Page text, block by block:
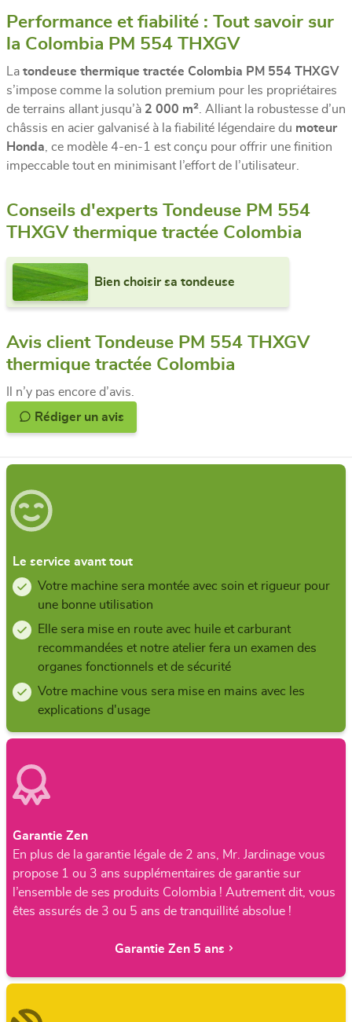
Performance et fiabilité : Tout savoir sur
la Colombia PM 554 THXGV
La tondeuse thermique tractée Colombia PM 554 THXGV
s’impose comme la solution premium pour les propriétaires
de terrains allant jusqu’à 2 000 m² . Alliant la robustesse d’un
châssis en acier galvanisé à la fiabilité légendaire du moteur
Honda , ce modèle 4-en-1 est conçu pour offrir une finition
impeccable tout en minimisant l’effort de l’utilisateur.
Conseils d'experts Tondeuse PM 554
THXGV thermique tractée Colombia
Bien choisir sa tondeuse
Avis client Tondeuse PM 554 THXGV
thermique tractée Colombia
Il n’y pas encore d’avis.
Rédiger un avis
Le service avant tout
Votre machine sera montée avec soin et rigueur pour
une bonne utilisation
Elle sera mise en route avec huile et carburant
recommandées et notre atelier fera un examen des
organes fonctionnels et de sécurité
Votre machine vous sera mise en mains avec les
explications d'usage
Garantie Zen
En plus de la garantie légale de 2 ans, Mr. Jardinage vous
propose 1 ou 3 ans supplémentaires de garantie sur
l’ensemble de ses produits Colombia ! Autrement dit, vous
êtes assurés de 3 ou 5 ans de tranquillité absolue !
Garantie Zen 5 ans